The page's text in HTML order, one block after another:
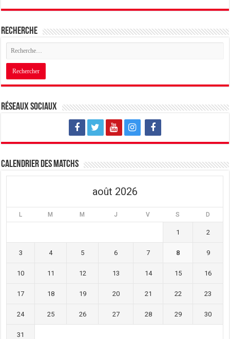
Recherche
Réseaux sociaux
Calendrier des matchs
août 2026
L M M J V S D
1 2
3 4 5 6 7 8 9
10 11 12 13 14 15 16
17 18 19 20 21 22 23
24 25 26 27 28 29 30
31